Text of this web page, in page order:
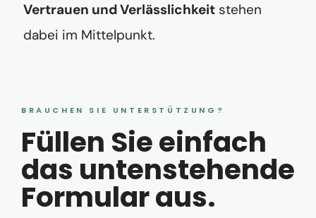
Vertrauen und Verlässlichkeit stehen
dabei im Mittelpunkt.
BRAUCHEN SIE UNTERSTÜTZUNG?
Füllen Sie einfach
das untenstehende
Formular aus.